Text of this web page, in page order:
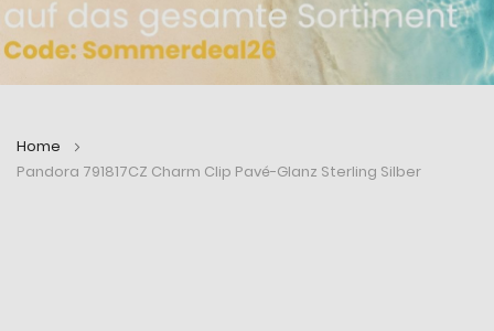
Home
Pandora 791817CZ Charm Clip Pavé-Glanz Sterling Silber